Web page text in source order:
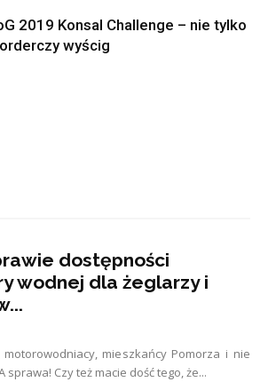
2019 Konsal Challenge – nie tylko
wyścig
dostępności
wodnej dla żeglarzy i
mieszkańcy Pomorza i nie
Czy też macie dość tego, że...